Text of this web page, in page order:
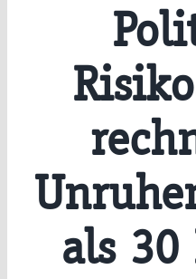
als 30